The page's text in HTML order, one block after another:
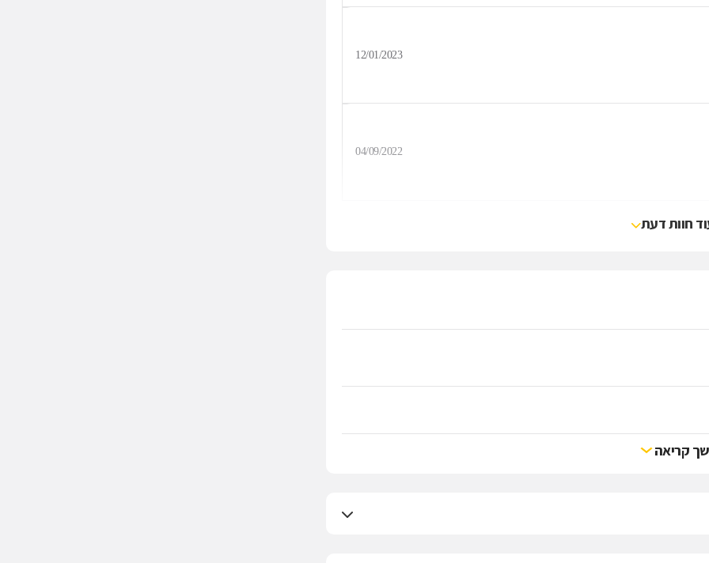
12/01/2023
04/09/2022
חוות דעת
קריאה